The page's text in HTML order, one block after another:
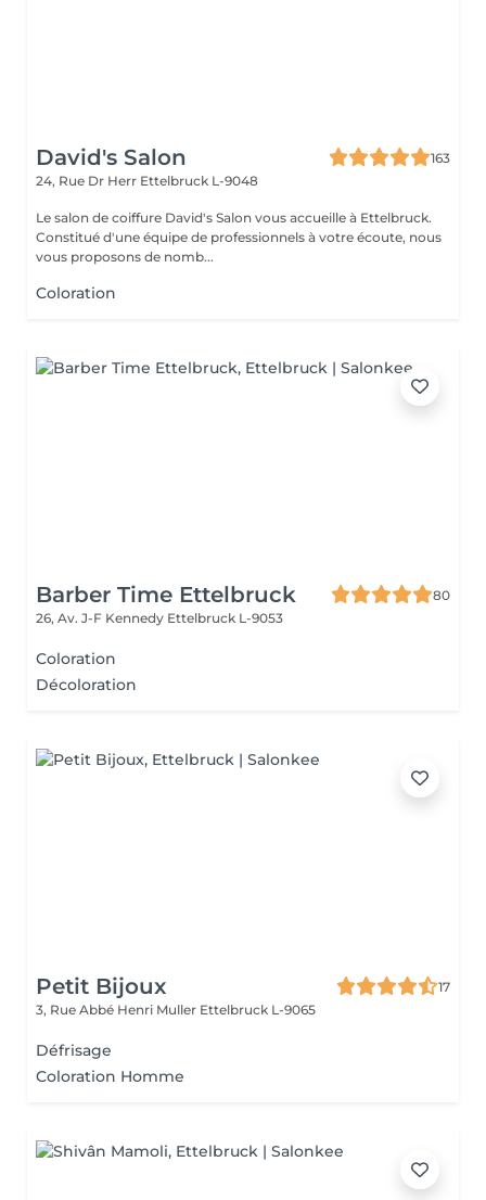
David's Salon
163
24, Rue Dr Herr Ettelbruck L-9048
Le salon de coiffure David's Salon vous accueille à Ettelbruck.
Constitué d'une équipe de professionnels à votre écoute, nous
vous proposons de nomb...
Coloration
Barber Time Ettelbruck
80
26, Av. J-F Kennedy Ettelbruck L-9053
Coloration
Décoloration
Petit Bijoux
17
3, Rue Abbé Henri Muller Ettelbruck L-9065
Défrisage
Coloration Homme